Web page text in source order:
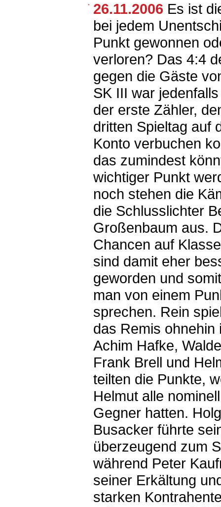
26.11.2006 Es ist
bei jedem
Punkt gewonnen
verloren? Das 4:4
gegen die Gäste
SK III war
der erste Zähler,
dritten Spieltag auf
Konto verbuchen
das zumindest
wichtiger Punkt
noch stehen die
die Schlusslichter
Großenbaum aus.
Chancen auf
sind damit eher
geworden und
man von einem
sprechen. Rein
das Remis ohnehin
Achim Hafke,
Frank Brell und
teilten die Punkte,
Helmut alle
Gegner hatten.
Busacker führte
überzeugend zum
während Peter
seiner Erkältung
starken